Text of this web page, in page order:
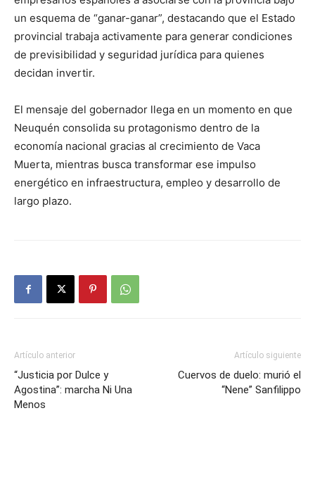
un esquema de “ganar-ganar”, destacando que el Estado
provincial trabaja activamente para generar condiciones
de previsibilidad y seguridad jurídica para quienes
decidan invertir.
El mensaje del gobernador llega en un momento en que
Neuquén consolida su protagonismo dentro de la
economía nacional gracias al crecimiento de Vaca
Muerta, mientras busca transformar ese impulso
energético en infraestructura, empleo y desarrollo de
largo plazo.
Artículo anterior
“Justicia por Dulce y
Agostina”: marcha Ni Una
Menos
Artículo siguiente
Cuervos de duelo: murió el
“Nene” Sanfilippo